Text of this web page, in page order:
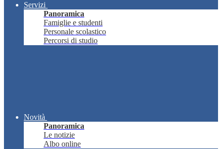
Servizi
Panoramica
Famiglie e studenti
Personale scolastico
Percorsi di studio
Novità
Panoramica
Le notizie
Albo online